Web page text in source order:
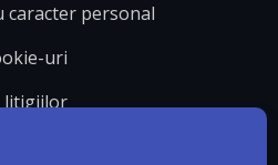
caracter personal
uri
litigiilor